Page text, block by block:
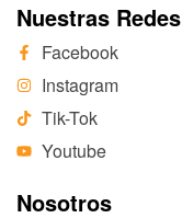
Nuestras Redes
Facebook
Instagram
Tik-Tok
Youtube
Nosotros